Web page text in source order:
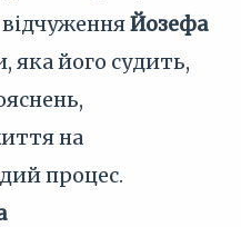
Йозефа
яка його судить,
на
процес.